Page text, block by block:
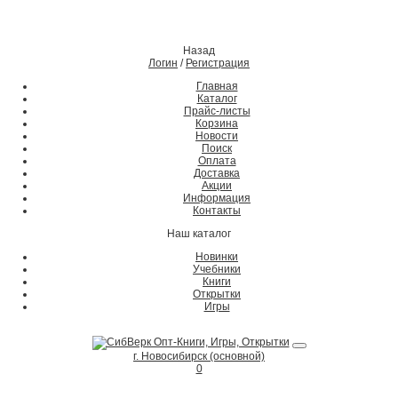
Назад
Логин / Регистрация
Главная
Каталог
Прайс-листы
Корзина
Новости
Поиск
Оплата
Доставка
Акции
Информация
Контакты
Наш каталог
Новинки
Учебники
Книги
Открытки
Игры
г. Новосибирск (основной)
0